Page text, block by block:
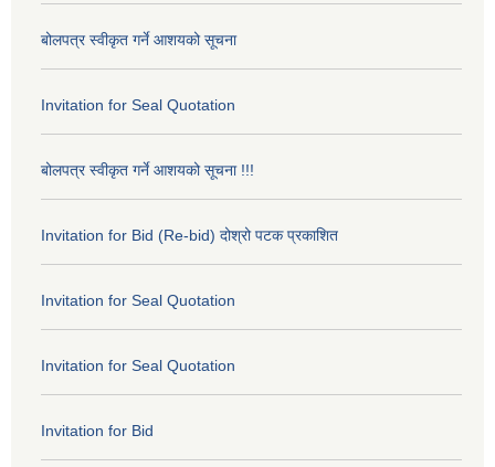
बोलपत्र स्वीकृत गर्ने आशयको सूचना
Invitation for Seal Quotation
बोलपत्र स्वीकृत गर्ने आशयको सूचना !!!
Invitation for Bid (Re-bid) दोश्रो पटक प्रकाशित
Invitation for Seal Quotation
Invitation for Seal Quotation
Invitation for Bid